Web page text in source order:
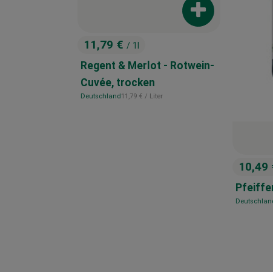
, Preis:
11,79 € / 1l
Regent & Merlot - Rotwein-
Cuvée, trocken
, Herkunft:
Deutschland, Referenzpreis:
11,79 € / Liter
Produkt zum
, Preis:
10,49
, Herkunft: